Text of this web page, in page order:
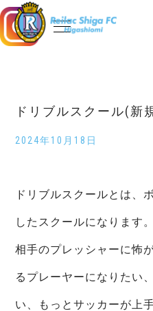
ドリブルスクール(新
2024年10月18日
ドリブルスクールとは、
したスクールになります
相手のプレッシャーに怖
るプレーヤーになりたい
い、もっとサッカーが上
レイラック滋賀FC
送迎について
スクール
体験練習会のご案内
お知らせ